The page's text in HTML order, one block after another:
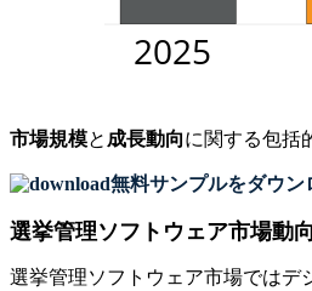
市場規模と 成長動向に関する包括
無料サンプルをダウン
選挙管理ソフトウェア市場動向
選挙管理ソフトウェア市場ではデ